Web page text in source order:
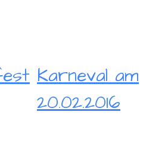
Karneval am
20.02.2016